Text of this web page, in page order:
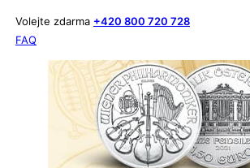
Volejte zdarma +420 800 720 728
FAQ